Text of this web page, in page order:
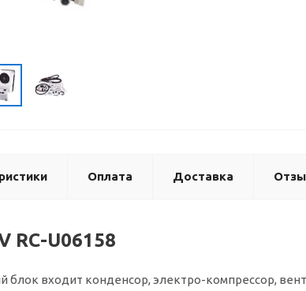
Оплата Доставка
RC-U06158
блок входит конденсор, электро-компрессор,